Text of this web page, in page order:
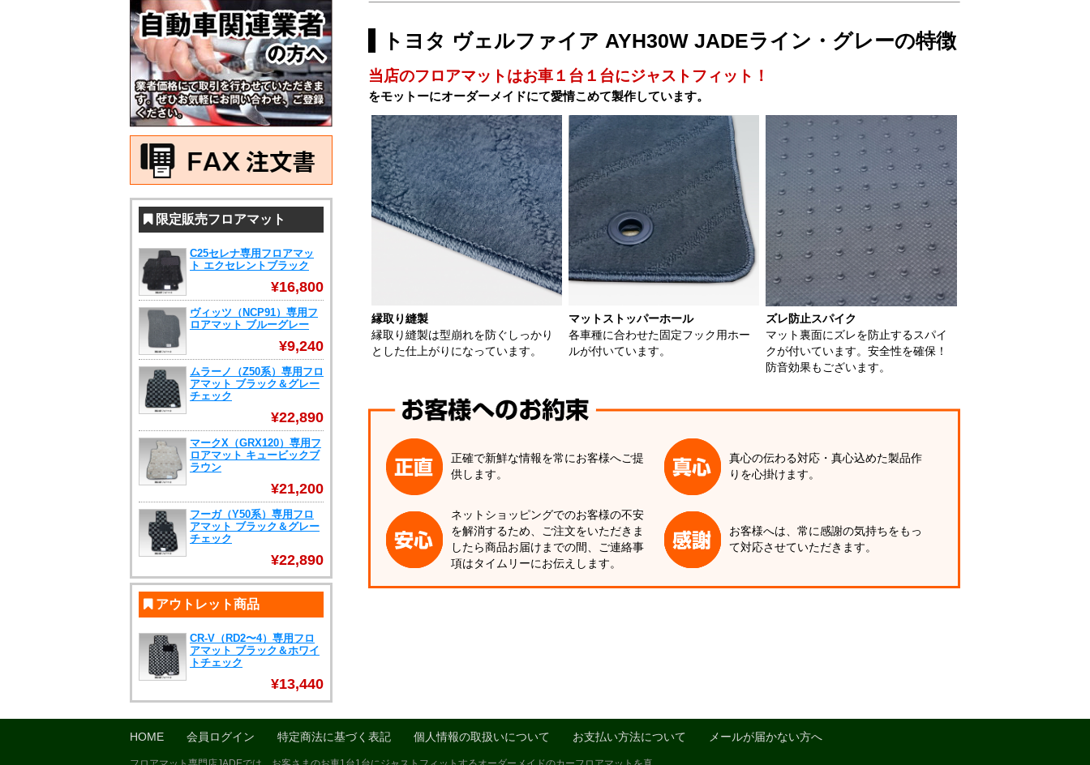
トヨタ ヴェルファイア AYH30W JADEライン・グレーの特徴
当店のフロアマットはお車１台１台にジャストフィット！
をモットーにオーダーメイドにて愛情こめて製作しています。
縁取り縫製
縁取り縫製は型崩れを防ぐしっかり
とした仕上がりになっています。
マットストッパーホール
各車種に合わせた固定フック用ホー
ルが付いています。
ズレ防止スパイク
マット裏面にズレを防止するスパイ
クが付いています。安全性を確保！
防音効果もございます。
正確で新鮮な情報を常にお客様へご提
供します。
真心の伝わる対応・真心込めた製品作
りを心掛けます。
ネットショッピングでのお客様の不安
を解消するため、ご注文をいただきま
したら商品お届けまでの間、ご連絡事
項はタイムリーにお伝えします。
お客様へは、常に感謝の気持ちをもっ
て対応させていただきます。
限定販売フロアマット
C25セレナ専用フロアマッ
ト エクセレントブラック
¥16,800
ヴィッツ（NCP91）専用フ
ロアマット ブルーグレー
¥9,240
ムラーノ（Z50系）専用フロ
アマット ブラック＆グレー
チェック
¥22,890
マークX（GRX120）専用フ
ロアマット キュービックブ
ラウン
¥21,200
フーガ（Y50系）専用フロ
アマット ブラック＆グレー
チェック
¥22,890
アウトレット商品
CR-V（RD2〜4）専用フロ
アマット ブラック＆ホワイ
トチェック
¥13,440
HOME 会員ログイン 特定商法に基づく表記 個人情報の取扱いについて お支払い方法について メールが届かない方へ